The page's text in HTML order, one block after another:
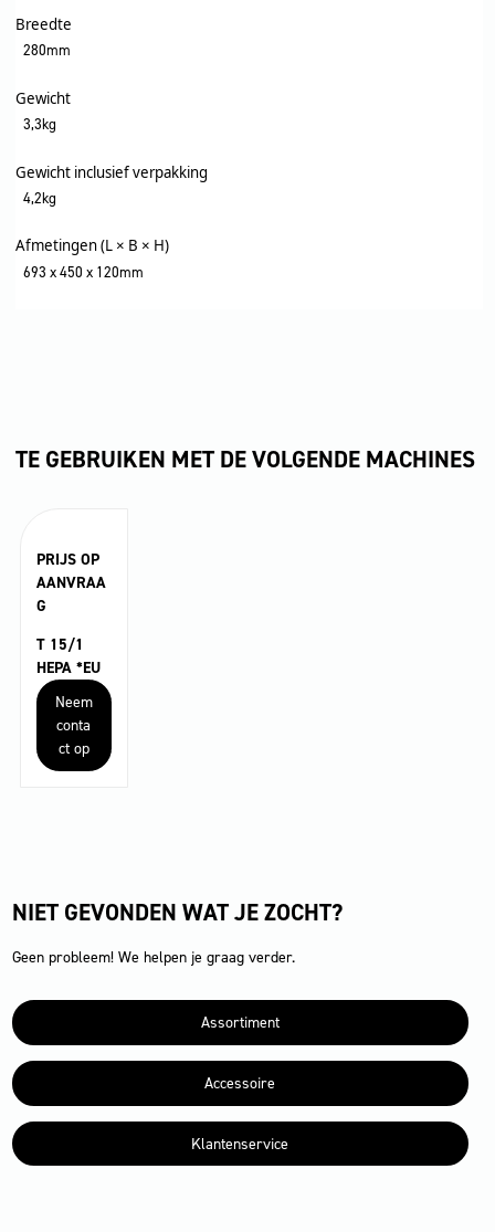
Breedte
280mm
Gewicht
3,3kg
Gewicht inclusief verpakking
4,2kg
Afmetingen (L × B × H)
693 x 450 x 120mm
TE GEBRUIKEN MET DE VOLGENDE MACHINES
PRIJS OP
AANVRAA
G
T 15/1
HEPA *EU
Neem
conta
ct op
NIET GEVONDEN WAT JE ZOCHT?
Geen probleem! We helpen je graag verder.
Assortiment
Accessoire
Klantenservice